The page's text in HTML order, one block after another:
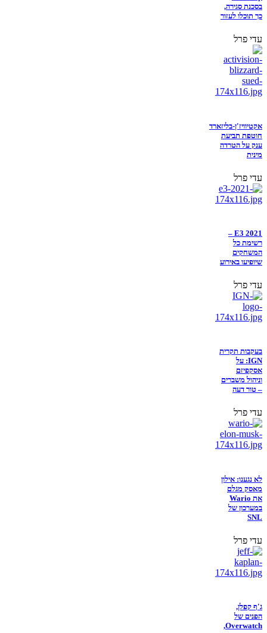
בסכנת סגירה,
כך תוכלו לעזור
עדי פרל
אקטיוויז'ן-בליזארד
חוטפת תביעת
ענק על הטרדה
מינית
עדי פרל
E3 2021 –
רשימת כל
המשחקים
שיופיעו באירוע
עדי פרל
בעקבות תקרית
IGN: על
אסקפיזם
וניהול משברים
– טור דעה
עדי פרל
לא נגענו: אילון
מאסק מגלם
את Wario
במערכון של
SNL
עדי פרל
ג'ף קפלן,
הפנים של
Overwatch,